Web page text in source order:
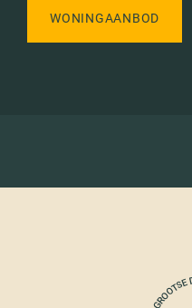
WONINGAANBOD